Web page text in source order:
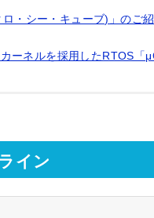
・シー・キューブ)」のご
ーネルを採用したRTOS「
イン